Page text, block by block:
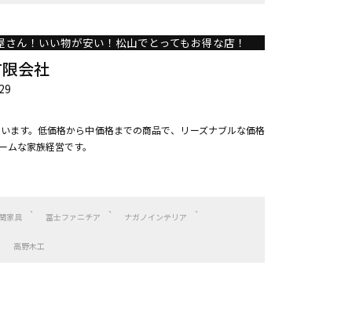
ん！いい物が安い！松山でとってもお得な店！
会社
ます。低価格から中価格までの商品で、リーズナブルな価格
な家族経営です。
家具 冨士ファニチア ナガノインテリア
高野木工